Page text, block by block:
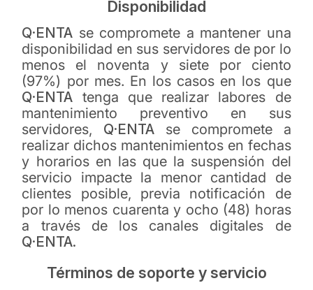
Disponibilidad
Q·ENTA se compromete a mantener una
disponibilidad en sus servidores de por lo
menos el noventa y siete por ciento
(97%) por mes. En los casos en los que
Q·ENTA tenga que realizar labores de
mantenimiento preventivo en sus
servidores, Q·ENTA se compromete a
realizar dichos mantenimientos en fechas
y horarios en las que la suspensión del
servicio impacte la menor cantidad de
clientes posible, previa notificación de
por lo menos cuarenta y ocho (48) horas
a través de los canales digitales de
Q·ENTA.
Términos de soporte y servicio